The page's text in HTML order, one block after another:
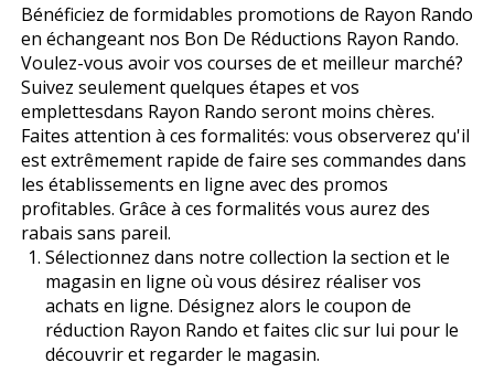
Bénéficiez de formidables promotions de Rayon Rando
en échangeant nos Bon De Réductions Rayon Rando.
Voulez-vous avoir vos courses de et meilleur marché?
Suivez seulement quelques étapes et vos
emplettesdans Rayon Rando seront moins chères.
Faites attention à ces formalités: vous observerez qu'il
est extrêmement rapide de faire ses commandes dans
les établissements en ligne avec des promos
profitables. Grâce à ces formalités vous aurez des
rabais sans pareil.
Sélectionnez dans notre collection la section et le
magasin en ligne où vous désirez réaliser vos
achats en ligne. Désignez alors le coupon de
réduction Rayon Rando et faites clic sur lui pour le
découvrir et regarder le magasin.